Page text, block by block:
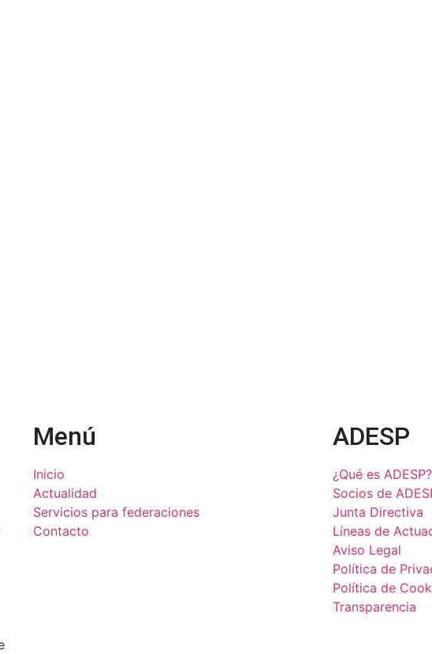
Menú
Inicio
Actualidad
Servicios para federaciones
Contacto
ADESP
¿Qué es ADESP?
Socios de
Junta Directiva
Líneas de
Aviso Legal
Política de
Política de
Transparencia